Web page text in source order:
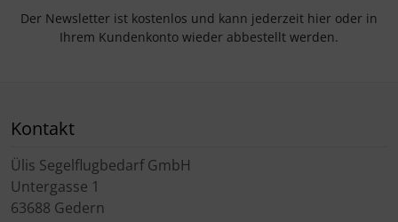
Der Newsletter ist kostenlos und kann jederzeit hier oder in
Ihrem Kundenkonto wieder abbestellt werden.
Kontakt
Ülis Segelflugbedarf GmbH
Untergasse 1
63688 Gedern
Schrauben, Muttern & Co.
Transponder